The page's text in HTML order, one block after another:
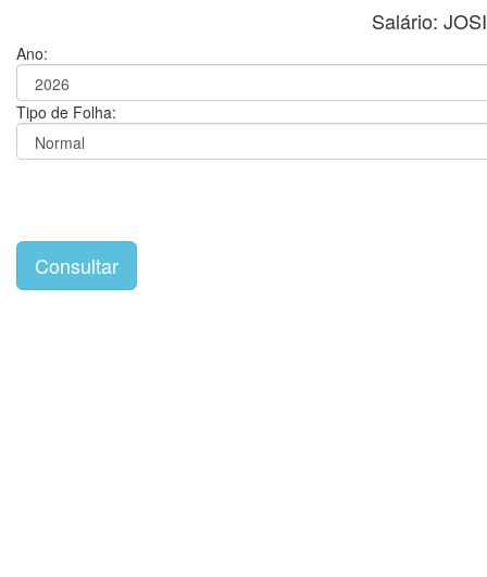
Salário:
Ano:
Tipo de Folha: